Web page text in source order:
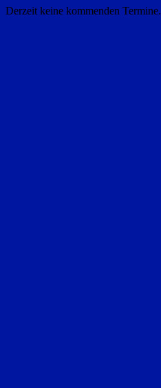
Derzeit keine kommenden Termine.